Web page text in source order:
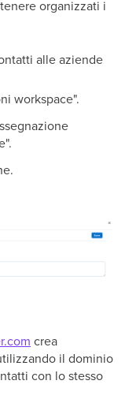
organizzati i
alle aziende
workspace".
crea
il dominio
con lo stesso